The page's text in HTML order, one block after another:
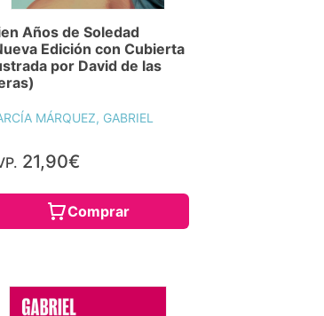
Años de Soledad
Edición con Cubierta
por David de las
MÁRQUEZ, GABRIEL
21,90€
Comprar